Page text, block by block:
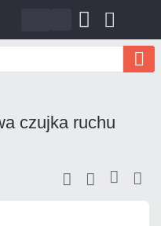
czujka ruchu